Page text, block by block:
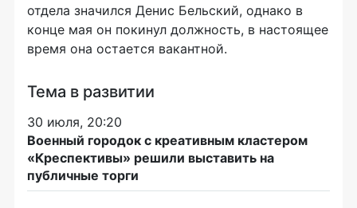
отдела значился Денис Бельский, однако в
конце мая он покинул должность, в настоящее
время она остается вакантной.
Тема в развитии
30 июля, 20:20
Военный городок с креативным кластером
«Креспективы» решили выставить на
публичные торги